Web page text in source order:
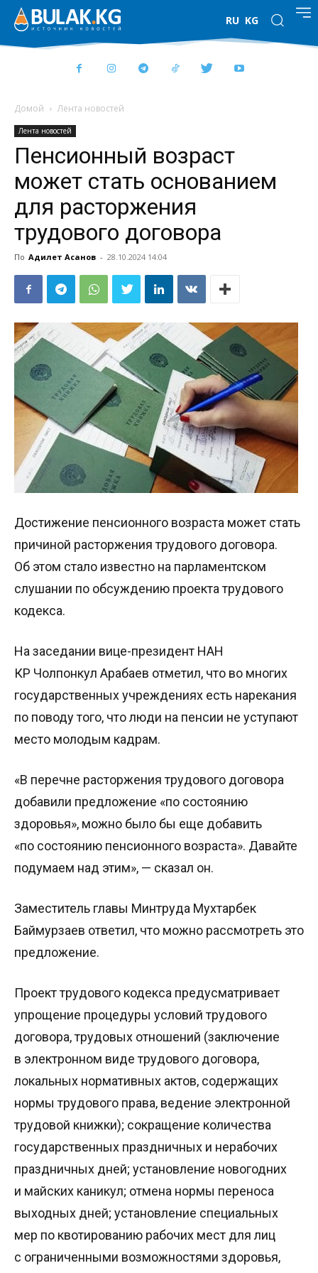
RU KG
Домой Лента новостей
Лента новостей
Пенсионный возраст
может стать основанием
для расторжения
трудового договора
По Адилет Асанов - 28.10.2024 14:04
Достижение пенсионного возраста может стать
причиной расторжения трудового договора.
Об этом стало известно на парламентском
слушании по обсуждению проекта трудового
кодекса.
На заседании вице-президент НАН
КР Чолпонкул Арабаев отметил, что во многих
государственных учреждениях есть нарекания
по поводу того, что люди на пенсии не уступают
место молодым кадрам.
«В перечне расторжения трудового договора
добавили предложение «по состоянию
здоровья», можно было бы еще добавить
«по состоянию пенсионного возраста». Давайте
подумаем над этим», — сказал он.
Заместитель главы Минтруда Мухтарбек
Баймурзаев ответил, что можно рассмотреть это
предложение.
Проект трудового кодекса предусматривает
упрощение процедуры условий трудового
договора, трудовых отношений (заключение
в электронном виде трудового договора,
локальных нормативных актов, содержащих
нормы трудового права, ведение электронной
трудовой книжки); сокращение количества
государственных праздничных и нерабочих
праздничных дней; установление новогодних
и майских каникул; отмена нормы переноса
выходных дней; установление специальных
мер по квотированию рабочих мест для лиц
с ограниченными возможностями здоровья,